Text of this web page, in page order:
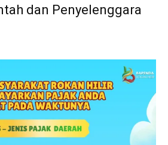
dan Penyelenggara